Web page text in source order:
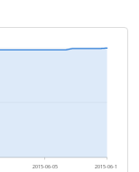
2015-06-05 2015-06-14